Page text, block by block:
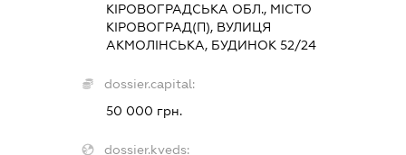
КІРОВОГРАДСЬКА ОБЛ., МІСТО
КІРОВОГРАД(П), ВУЛИЦЯ
АКМОЛІНСЬКА, БУДИНОК 52/24
dossier.capital:
50 000 грн.
dossier.kveds: